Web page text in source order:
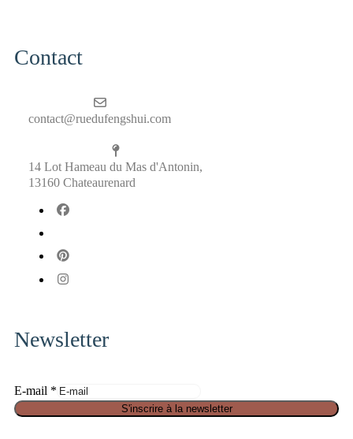
Contact
contact@ruedufengshui.com
14 Lot Hameau du Mas d'Antonin,
13160 Chateaurenard
Newsletter
E
-
E-mail *
S'inscrire à la newsletter